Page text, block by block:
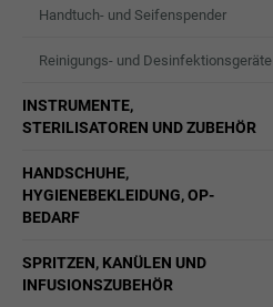
Handtuch- und Seifenspender
Reinigungs- und Desinfektionsgeräte
INSTRUMENTE,
STERILISATOREN UND ZUBEHÖR
HANDSCHUHE,
HYGIENEBEKLEIDUNG, OP-
BEDARF
SPRITZEN, KANÜLEN UND
INFUSIONSZUBEHÖR